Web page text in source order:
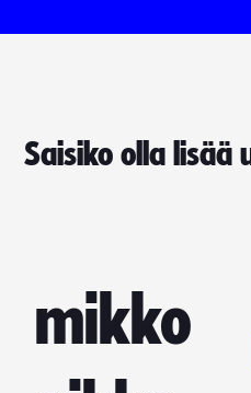
Saisiko olla lisää
mikko